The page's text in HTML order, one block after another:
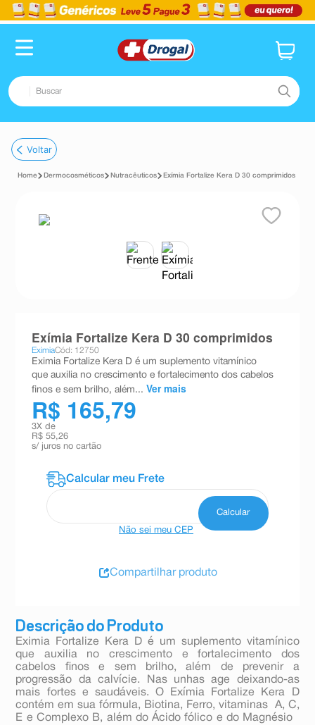
Buscar
1º fralda
pampers confort sec max
teste gravidez
esmalte
10ºabsorvente
Voltar
Dermocosméticos Nutracêuticos Exímia Fortalize Kera D 30 comprimidos
Descrição do Produto
Eximia Fortalize Kera D é um suplemento vitamínico
que auxilia no crescimento e fortalecimento dos
cabelos finos e sem brilho, além de prevenir a
progressão da calvície. Nas unhas age deixando-as
mais fortes e saudáveis. O Exímia Fortalize Kera D
contém em sua fórmula, Biotina, Ferro, vitaminas A, C,
E e Complexo B, além do Ácido fólico e do Magnésio
Exímia Fortalize Kera D 30 comprimidos
EximiaCód: 12750
Eximia Fortalize Kera D é um suplemento vitamínico
que auxilia no crescimento e fortalecimento dos cabelos
finos e sem brilho, além... Ver mais
R$ 165,79
3X de
R$ 55,26
s/ juros no cartão
Não sei meu CEP
Compartilhar produto